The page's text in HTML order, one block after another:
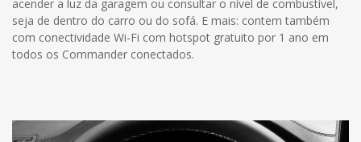
acender a luz da garagem ou consultar o nível de combustível,
seja de dentro do carro ou do sofá. E mais: contem também
com conectividade Wi-Fi com hotspot gratuito por 1 ano em
todos os Commander conectados.